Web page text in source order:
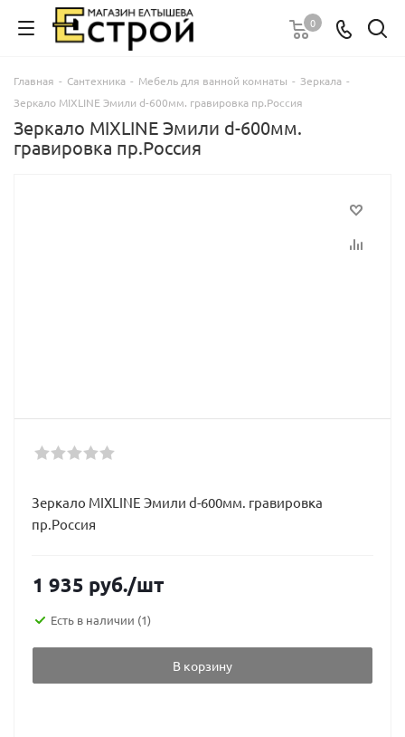
0
Главная - Сантехника - Мебель для ванной комнаты - Зеркала -
Зеркало MIXLINE Эмили d-600мм. гравировка пр.Россия
Зеркало MIXLINE Эмили d-600мм.
гравировка пр.Россия
Зеркало MIXLINE Эмили d-600мм. гравировка
пр.Россия
1 935 руб./шт
Есть в наличии (1)
В корзину